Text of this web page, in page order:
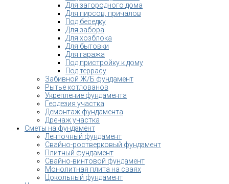
Для загородного дома
Для пирсов, причалов
Под беседку
Для забора
Для хозблока
Для бытовки
Для гаража
Под пристройку к дому
Под террасу
Забивной Ж/Б фундамент
Рытье котлованов
Укрепление фундамента
Геодезия участка
Демонтаж фундамента
Дренаж участка
Сметы на фундамент
Ленточный фундамент
Свайно-ростверковый фундамент
Плитный фундамент
Свайно-винтовой фундамент
Монолитная плита на сваях
Цокольный фундамент